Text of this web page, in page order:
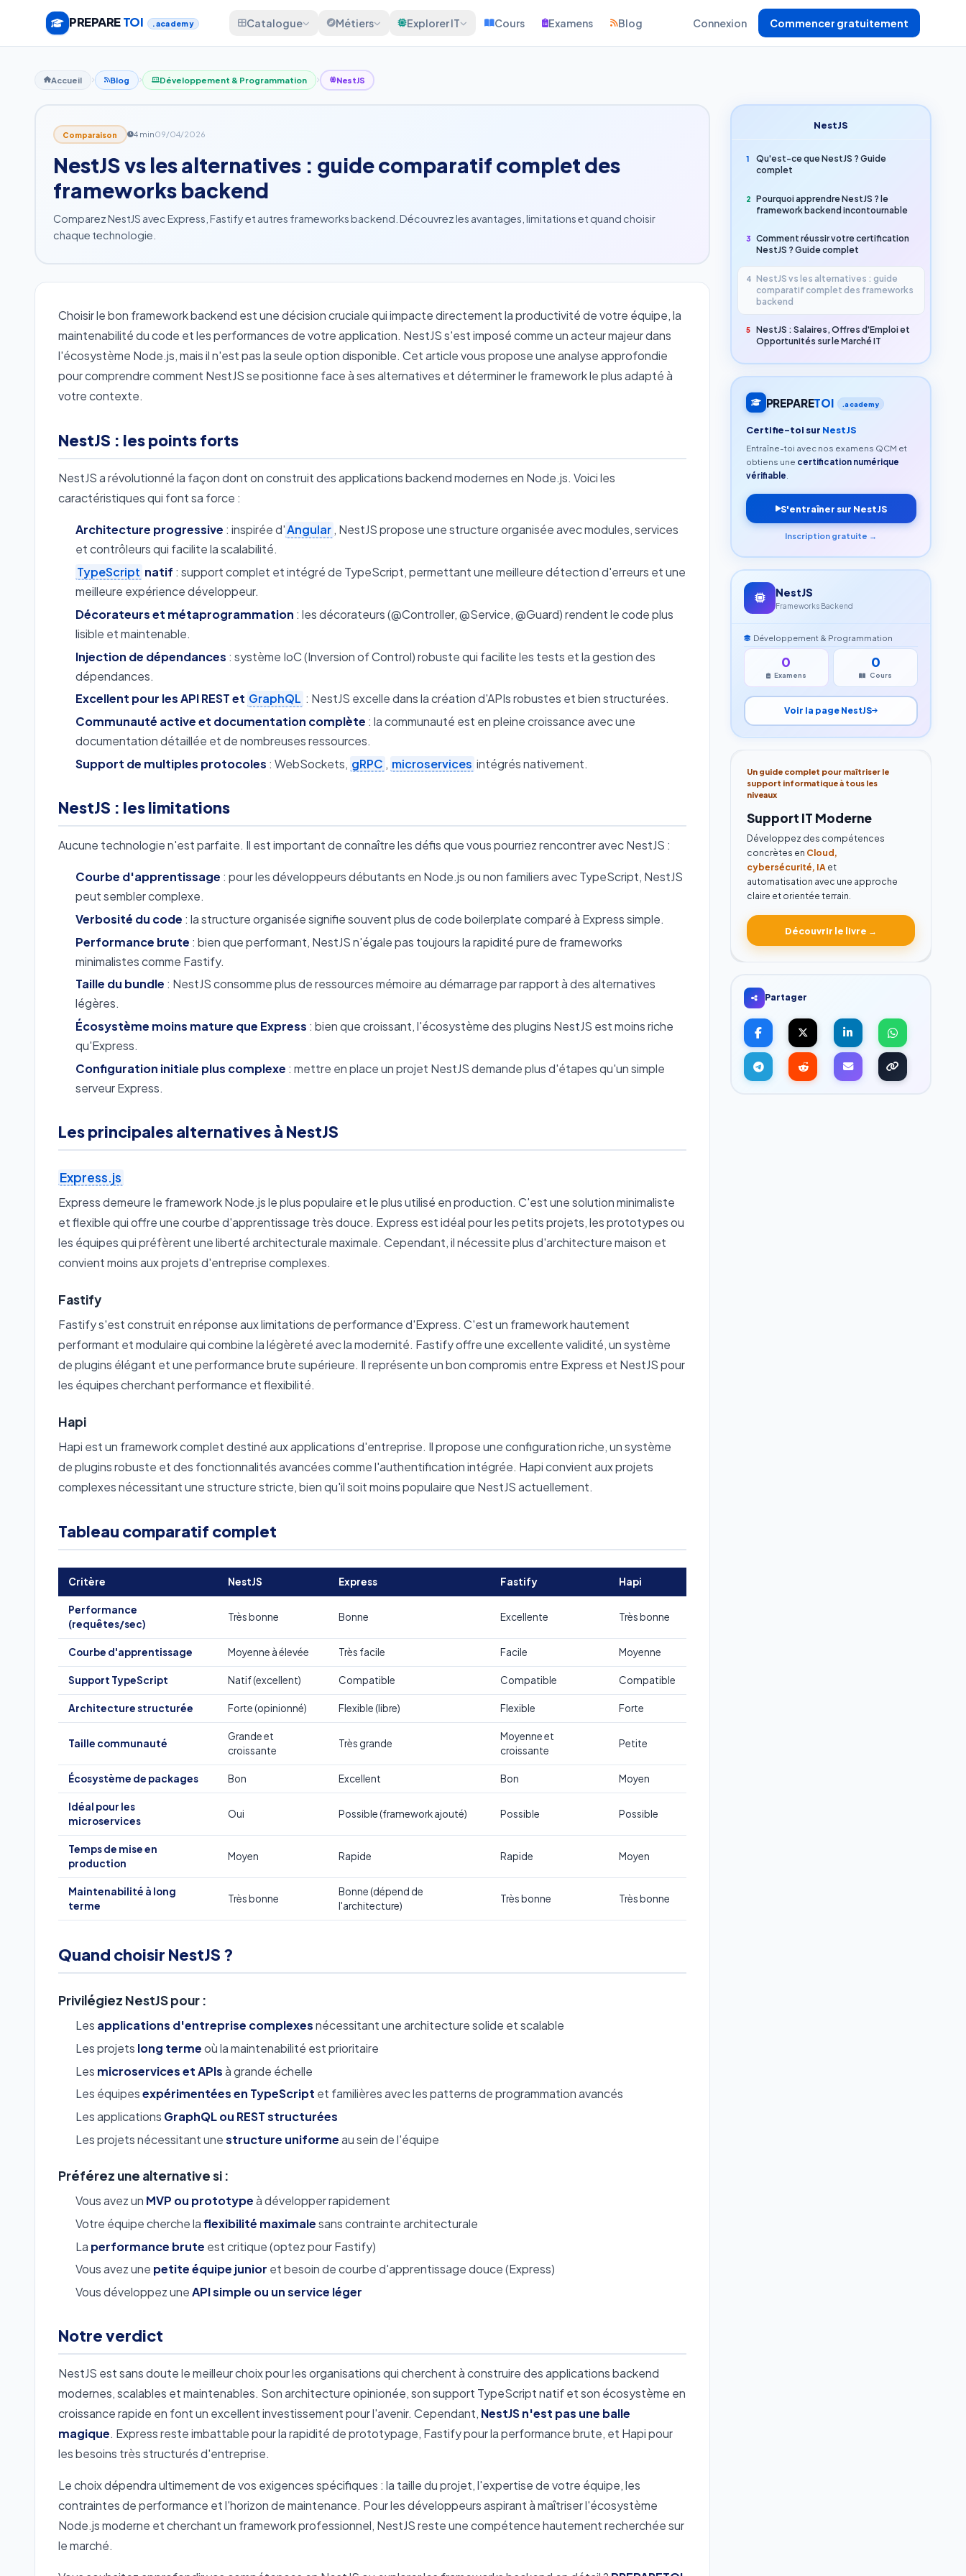
PREPARETOI .academy Catalogue Métiers Explorer IT Cours Examens Blog Connexion Commencer gratuitement
Accueil Blog Développement & Programmation NestJS
Comparaison 4 min09/04/2026
NestJS vs les alternatives : guide comparatif complet des
frameworks backend
Comparez NestJS avec Express, Fastify et autres frameworks backend. Découvrez les avantages, limitations et quand choisir
chaque technologie.
Choisir le bon framework backend est une décision cruciale qui impacte directement la productivité de votre équipe, la
maintenabilité du code et les performances de votre application. NestJS s'est imposé comme un acteur majeur dans
l'écosystème Node.js, mais il n'est pas la seule option disponible. Cet article vous propose une analyse approfondie
pour comprendre comment NestJS se positionne face à ses alternatives et déterminer le framework le plus adapté à
votre contexte.
NestJS : les points forts
NestJS a révolutionné la façon dont on construit des applications backend modernes en Node.js. Voici les
caractéristiques qui font sa force :
Architecture progressive : inspirée d'Angular , NestJS propose une structure organisée avec modules, services
et contrôleurs qui facilite la scalabilité.
TypeScript natif : support complet et intégré de TypeScript, permettant une meilleure détection d'erreurs et une
meilleure expérience développeur.
Décorateurs et métaprogrammation : les décorateurs (@Controller, @Service, @Guard) rendent le code plus
lisible et maintenable.
Injection de dépendances : système IoC (Inversion of Control) robuste qui facilite les tests et la gestion des
dépendances.
Excellent pour les API REST et GraphQL : NestJS excelle dans la création d'APIs robustes et bien structurées.
Communauté active et documentation complète : la communauté est en pleine croissance avec une
documentation détaillée et de nombreuses ressources.
Support de multiples protocoles : WebSockets, gRPC , microservices intégrés nativement.
NestJS : les limitations
Aucune technologie n'est parfaite. Il est important de connaître les défis que vous pourriez rencontrer avec NestJS :
Courbe d'apprentissage : pour les développeurs débutants en Node.js ou non familiers avec TypeScript, NestJS
peut sembler complexe.
Verbosité du code : la structure organisée signifie souvent plus de code boilerplate comparé à Express simple.
Performance brute : bien que performant, NestJS n'égale pas toujours la rapidité pure de frameworks
minimalistes comme Fastify.
Taille du bundle : NestJS consomme plus de ressources mémoire au démarrage par rapport à des alternatives
légères.
Écosystème moins mature que Express : bien que croissant, l'écosystème des plugins NestJS est moins riche
qu'Express.
Configuration initiale plus complexe : mettre en place un projet NestJS demande plus d'étapes qu'un simple
serveur Express.
Les principales alternatives à NestJS
Express.js
Express demeure le framework Node.js le plus populaire et le plus utilisé en production. C'est une solution minimaliste
et flexible qui offre une courbe d'apprentissage très douce. Express est idéal pour les petits projets, les prototypes ou
les équipes qui préfèrent une liberté architecturale maximale. Cependant, il nécessite plus d'architecture maison et
convient moins aux projets d'entreprise complexes.
Fastify
Fastify s'est construit en réponse aux limitations de performance d'Express. C'est un framework hautement
performant et modulaire qui combine la légèreté avec la modernité. Fastify offre une excellente validité, un système
de plugins élégant et une performance brute supérieure. Il représente un bon compromis entre Express et NestJS pour
les équipes cherchant performance et flexibilité.
Hapi
Hapi est un framework complet destiné aux applications d'entreprise. Il propose une configuration riche, un système
de plugins robuste et des fonctionnalités avancées comme l'authentification intégrée. Hapi convient aux projets
complexes nécessitant une structure stricte, bien qu'il soit moins populaire que NestJS actuellement.
Tableau comparatif complet
Critère NestJS Express Fastify Hapi
Performance
(requêtes/sec)
Très bonne Bonne Excellente Très bonne
Courbe d'apprentissage Moyenne à élevée Très facile Facile Moyenne
Support TypeScript Natif (excellent) Compatible Compatible Compatible
Architecture structurée Forte (opinionné) Flexible (libre) Flexible Forte
Taille communauté
Grande et
croissante
Très grande
Moyenne et
croissante
Petite
Écosystème de packages Bon Excellent Bon Moyen
Idéal pour les
microservices
Oui Possible (framework ajouté) Possible Possible
Temps de mise en
production
Moyen Rapide Rapide Moyen
Maintenabilité à long
terme
Très bonne
Bonne (dépend de
l'architecture)
Très bonne Très bonne
Quand choisir NestJS ?
Privilégiez NestJS pour :
Les applications d'entreprise complexesnécessitant une architecture solide et scalable
Les projets long termeoù la maintenabilité est prioritaire
Les microservices et APIsà grande échelle
Les équipesexpérimentées en TypeScript et familières avec les patterns de programmation avancés
Les applications GraphQL ou REST structurées
Les projets nécessitant unestructure uniformeau sein de l'équipe
Préférez une alternative si :
Vous avez un MVP ou prototypeà développer rapidement
Votre équipe cherche laflexibilité maximalesans contrainte architecturale
La performance brute est critique (optez pour Fastify)
Vous avez une petite équipe junior et besoin de courbe d'apprentissage douce (Express)
Vous développez uneAPI simple ou un service léger
Notre verdict
NestJS est sans doute le meilleur choix pour les organisations qui cherchent à construire des applications backend
modernes, scalables et maintenables. Son architecture opinionée, son support TypeScript natif et son écosystème en
croissance rapide en font un excellent investissement pour l'avenir. Cependant, NestJS n'est pas une balle
magique. Express reste imbattable pour la rapidité de prototypage, Fastify pour la performance brute, et Hapi pour
les besoins très structurés d'entreprise.
Le choix dépendra ultimement de vos exigences spécifiques : la taille du projet, l'expertise de votre équipe, les
contraintes de performance et l'horizon de maintenance. Pour les développeurs aspirant à maîtriser l'écosystème
Node.js moderne et cherchant un framework professionnel, NestJS reste une compétence hautement recherchée sur
le marché.
NestJS
1
Qu'est-ce que NestJS ? Guide
complet
2
Pourquoi apprendre NestJS ? le
framework backend incontournable
3
Comment réussir votre certification
NestJS ? Guide complet
4 NestJS vs les alternatives : guide
comparatif complet des frameworks
backend
5
NestJS : Salaires, Offres d'Emploi et
Opportunités sur le Marché IT
PREPARETOI .academy
Certifie-toi sur NestJS
Entraîne-toi avec nos examens QCM et
obtiens une certification numérique
vérifiable.
S'entraîner sur NestJS
Inscription gratuite →
NestJS
Frameworks Backend
Développement & Programmation
0
Examens
0
Cours
Voir la page NestJS
Un guide complet pour maîtriser le
support informatique à tous les
niveaux
Support IT Moderne
Développez des compétences
concrètes en Cloud,
cybersécurité, IAet
automatisation avec une approche
claire et orientée terrain.
Découvrir le livre →
Partager